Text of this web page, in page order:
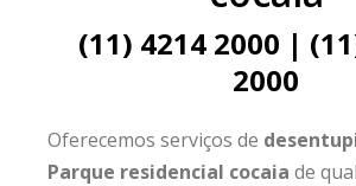
(11) 4214 2000 |
2000
Oferecemos serviços de
Parque residencial cocaia de